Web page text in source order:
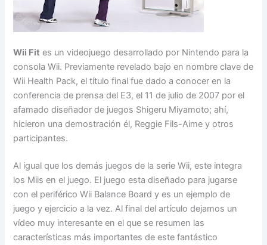
Wii Fit es un videojuego desarrollado por Nintendo para la
consola Wii. Previamente revelado bajo en nombre clave de
Wii Health Pack, el título final fue dado a conocer en la
conferencia de prensa del E3, el 11 de julio de 2007 por el
afamado diseñador de juegos Shigeru Miyamoto; ahí,
hicieron una demostración él, Reggie Fils-Aime y otros
participantes.
Al igual que los demás juegos de la serie Wii, este integra
los Miis en el juego. El juego esta diseñado para jugarse
con el periférico Wii Balance Board y es un ejemplo de
juego y ejercicio a la vez. Al final del artículo dejamos un
vídeo muy interesante en el que se resumen las
características más importantes de este fantástico